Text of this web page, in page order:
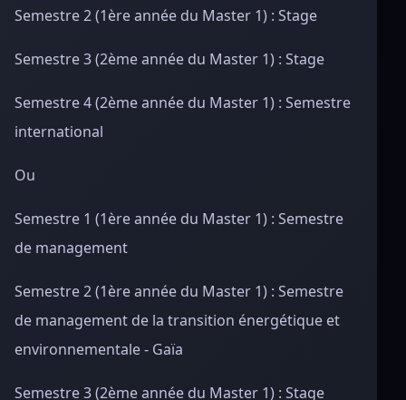
Semestre 2 (1ère année du Master 1) : Stage
Semestre 3 (2ème année du Master 1) : Stage
Semestre 4 (2ème année du Master 1) : Semestre
international
Ou
Semestre 1 (1ère année du Master 1) : Semestre
de management
Semestre 2 (1ère année du Master 1) : Semestre
de management de la transition énergétique et
environnementale - Gaïa
Semestre 3 (2ème année du Master 1) : Stage